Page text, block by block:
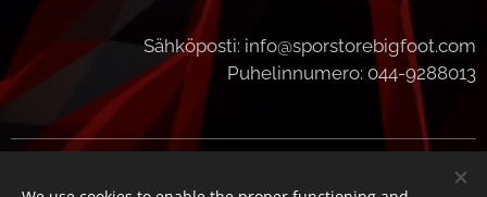
Sähköposti: info@sporstorebigfoot.com
Puhelinnumero: 044-9288013